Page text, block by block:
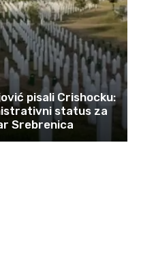
pisali Crishocku:
status za
Srebrenica